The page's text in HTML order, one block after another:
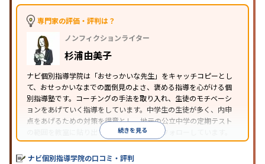
※2023年3月調査。小学校高学年の個別指導塾アンケート調査方法を参
専門家の評価・評判は？
ノンフィクションライター
杉浦由美子
ナビ個別指導学院は「おせっかいな先生」をキャッチコピーとし
て、おせっかいなまでの面倒見のよさ、褒める指導を心がける個
別指導塾です。コーチングの手法を取り入れ、生徒のモチベーシ
ョンをあげていく指導をしています。中学生の生徒が多く、内申
点をあげるための対策を得意とし、地元の公立中学の定期テスト
の範囲を教室に貼り出すなど手厚く学習をフォローしています。
オリジナルテキストを使用しており、特に英語は各教科書に合わ
せたテキストを使った「先取り学習」で理解度を深められます。
続きを見る
ナビ個別指導学院の口コミ・評判